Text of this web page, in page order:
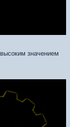
значением